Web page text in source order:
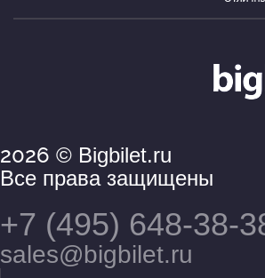
2026 © Bigbilet.ru
Все права защищены
+7 (495) 648-38-
sales@bigbilet.ru